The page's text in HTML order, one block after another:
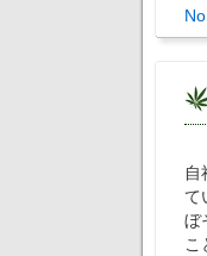
自
て
ぼ
こ